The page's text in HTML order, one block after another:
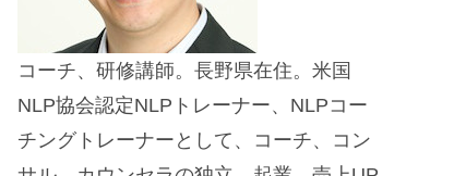
コーチ、研修講師。長野県在住。米国
NLP協会認定NLPトレーナー、NLPコー
チングトレーナーとして、コーチ、コン